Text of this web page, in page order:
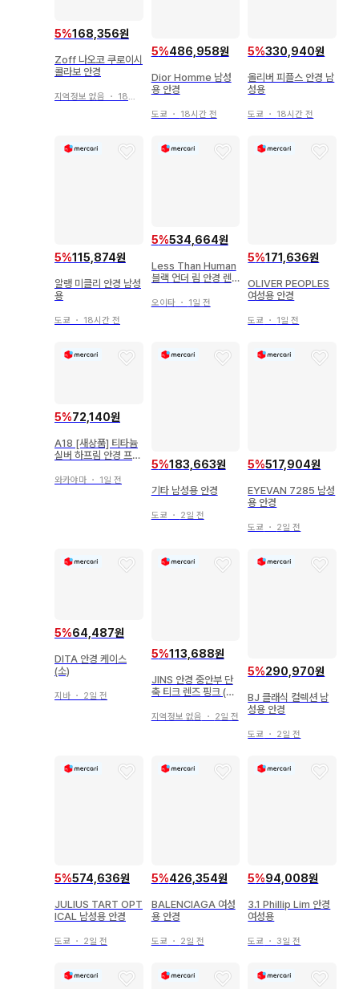
5%168,356원
Zoff 나오코 쿠로이시
콜라보 안경
지역정보 없음 ・ 18시간 전
5%486,958원
Dior Homme 남성
용 안경
도쿄 ・ 18시간 전
5%330,940원
올리버 피플스 안경 남
성용
도쿄 ・ 18시간 전
5%115,874원
알랭 미클리 안경 남성
용
도쿄 ・ 18시간 전
5%534,664원
Less Than Human
블랙 언더 림 안경 렌
오이타・ 1일 전
5%171,636원
OLIVER PEOPLES
여성용 안경
도쿄 ・ 1일 전
5%72,140원
A18 [새상품] 티타늄
실버 하프림 안경 프레
와카야마 ・ 1일 전
5%183,663원
기타 남성용 안경
도쿄 ・ 2일 전
5%517,904원
EYEVAN 7285 남성
용 안경
도쿄 ・ 2일 전
5%64,487원
DITA 안경 케이스
(소)
지바 ・ 2일 전
5%113,688원
JINS 안경 중안부 단
축 티크 렌즈 핑크 (도
지역정보 없음 ・ 2일 전
5%290,970원
BJ 클래식 컬렉션 남
성용 안경
도쿄 ・ 2일 전
5%574,636원
JULIUS TART OPT
ICAL 남성용 안경
도쿄 ・ 2일 전
5%426,354원
BALENCIAGA 여성
용 안경
도쿄 ・ 2일 전
5%94,008원
3.1 Phillip Lim 안경
여성용
도쿄 ・ 3일 전